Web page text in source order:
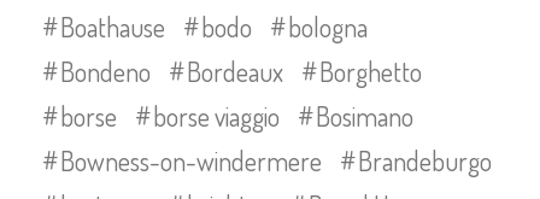
Boathause
bodo
bologna
Bondeno
Bordeaux
Borghetto
borse
borse viaggio
Bosimano
Bowness-on-windermere
Brandeburgo